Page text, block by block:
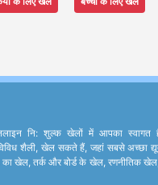
नि: शुल्क खेलों में आपका
शैली, खेल सकते हैं, जहां सबसे अच्छा
का खेल, तर्क और बोर्ड के खेल, रणनीतिक